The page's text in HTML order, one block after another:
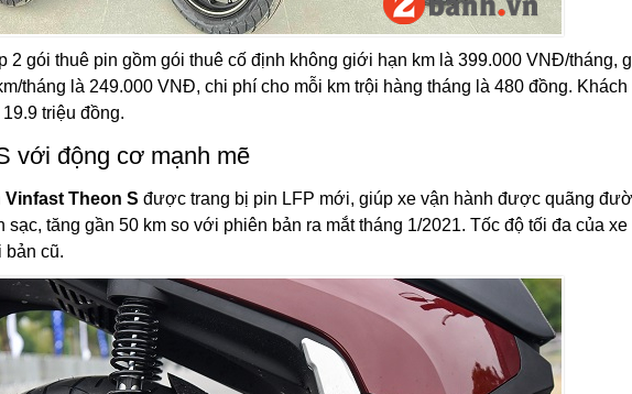
2 gói thuê pin gồm gói thuê cố định không giới hạn km là 399.000 VNĐ/tháng,
tháng là 249.000 VNĐ, chi phí cho mỗi km trội hàng tháng là 480 đồng. Khách
triệu đồng.
với động cơ mạnh mẽ
Vinfast Theon S được trang bị pin LFP mới, giúp xe vận hành được quãng
sạc, tăng gần 50 km so với phiên bản ra mắt tháng 1/2021. Tốc độ tối đa của xe
bản cũ.